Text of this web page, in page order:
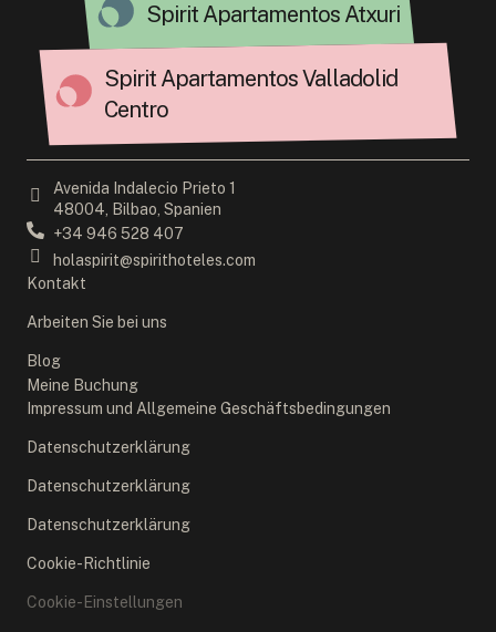
Spirit Apartamentos Atxuri
Spirit Apartamentos Valladolid
Centro
Avenida Indalecio Prieto 1
48004, Bilbao, Spanien
+34 946 528 407
holaspirit@spirithoteles.com
Kontakt
Arbeiten Sie bei uns
Blog
Meine Buchung
Impressum und Allgemeine Geschäftsbedingungen
Datenschutzerklärung
Datenschutzerklärung
Datenschutzerklärung
Cookie-Richtlinie
Cookie-Einstellungen